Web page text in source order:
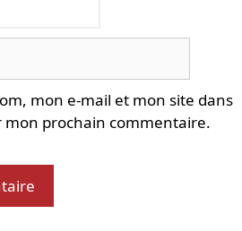
mon e-mail et mon site dans
prochain commentaire.